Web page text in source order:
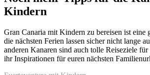
Kindern
Gran Canaria mit Kindern zu bereisen ist eine
die nächsten Ferien lassen sicher nicht lange
anderen Kanaren sind auch tolle Reiseziele
ihr Inspirationen für euren nächsten